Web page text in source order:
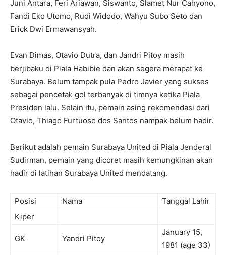
Juni Antara, Feri Ariawan, Siswanto, Slamet Nur Cahyono,
Fandi Eko Utomo, Rudi Widodo, Wahyu Subo Seto dan
Erick Dwi Ermawansyah.
Evan Dimas, Otavio Dutra, dan Jandri Pitoy masih
berjibaku di Piala Habibie dan akan segera merapat ke
Surabaya. Belum tampak pula Pedro Javier yang sukses
sebagai pencetak gol terbanyak di timnya ketika Piala
Presiden lalu. Selain itu, pemain asing rekomendasi dari
Otavio, Thiago Furtuoso dos Santos nampak belum hadir.
Berikut adalah pemain Surabaya United di Piala Jenderal
Sudirman, pemain yang dicoret masih kemungkinan akan
hadir di latihan Surabaya United mendatang.
Posisi Nama
Tanggal Lahir
Kiper
GK Yandri Pitoy
January 15,
1981 (age 33)